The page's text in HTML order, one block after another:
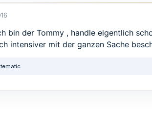
bin der Tommy , handle eigentlich
intensiver mit der ganzen Sache